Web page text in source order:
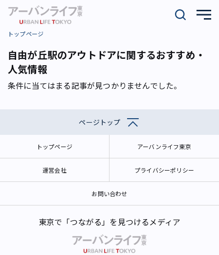
トップページ
自由が丘駅のアウトドアに関するおすすめ・
人気情報
条件に当てはまる記事が見つかりませんでした。
ページトップ
トップページ アーバンライフ東京
運営会社 プライバシーポリシー
お問い合わせ
東京で「つながる」を見つけるメディア